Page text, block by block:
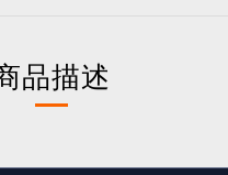
品描述